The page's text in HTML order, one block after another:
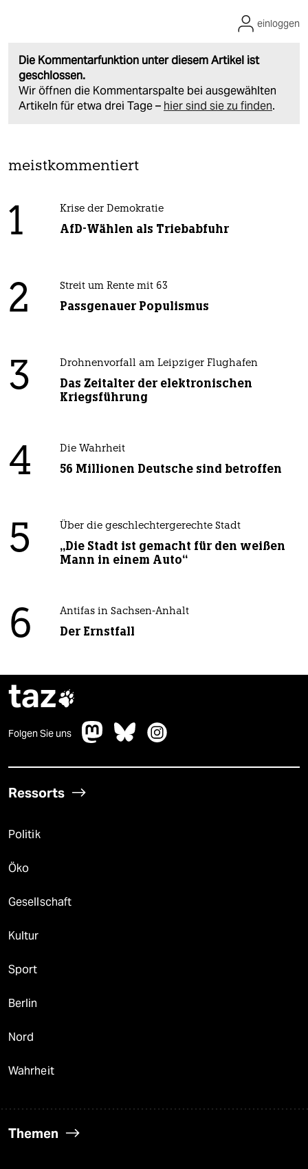
Die Kommentarfunktion unter diesem Artikel ist
geschlossen.
Wir öffnen die Kommentarspalte bei ausgewählten
Artikeln für etwa drei Tage – hier sind sie zu finden.
einloggen
meistkommentiert
1 Krise der Demokratie
AfD-Wählen als Triebabfuhr
2 Streit um Rente mit 63
Passgenauer Populismus
3 Drohnenvorfall am Leipziger Flughafen
Das Zeitalter der elektronischen
Kriegsführung
4 Die Wahrheit
56 Millionen Deutsche sind betroffen
5 Über die geschlechtergerechte Stadt
„Die Stadt ist gemacht für den weißen
Mann in einem Auto“
6 Antifas in Sachsen-Anhalt
Der Ernstfall
taz
Folgen Sie uns
Ressorts
Politik
Öko
Gesellschaft
Kultur
Sport
Berlin
Nord
Wahrheit
Themen